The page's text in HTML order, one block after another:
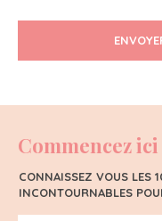
Commencez ici
CONNAISSEZ VOUS LES
INCONTOURNABLES